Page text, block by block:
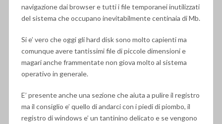
navigazione dai browser e tutti i file temporanei inutilizzati
del sistema che occupano inevitabilmente centinaia di Mb.
Si e’ vero che oggi gli hard disk sono molto capienti ma
comunque avere tantissimi file di piccole dimensioni e
magari anche frammentate non giova molto al sistema
operativo in generale.
E’ presente anche una sezione che aiuta a pulire il registro
ma il consiglio e’ quello di andarci con i piedi di piombo, il
registro di windows e’ un tantinino delicato e se vengono